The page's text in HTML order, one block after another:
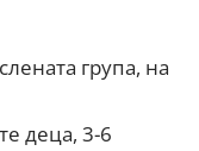
група, на
деца, 3-6